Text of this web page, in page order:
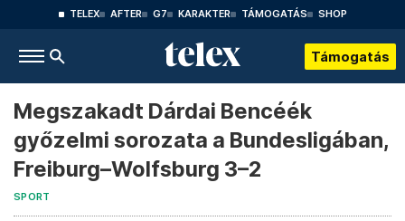
TELEX AFTER G7 KARAKTER TÁMOGATÁS SHOP
Támogatás
Megszakadt Dárdai Bencéék
győzelmi sorozata a Bundesligában,
Freiburg–Wolfsburg 3–2
SPORT